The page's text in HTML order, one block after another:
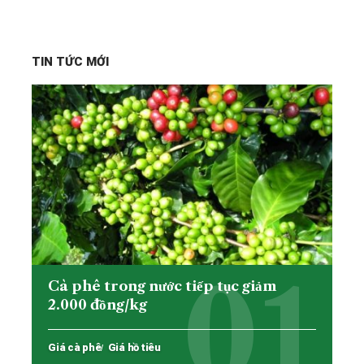
TIN TỨC MỚI
Cà phê trong nước tiếp tục giảm
2.000 đồng/kg
Giá cà phê Giá hồ tiêu